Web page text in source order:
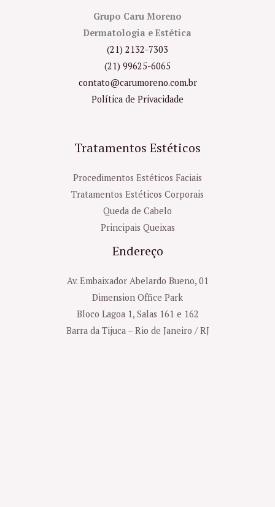
Grupo Caru Moreno
Dermatologia e Estética
(21) 2132-7303
(21) 99625-6065
contato@carumoreno.com.br
Política de Privacidade
Tratamentos Estéticos
Procedimentos Estéticos Faciais
Tratamentos Estéticos Corporais
Queda de Cabelo
Principais Queixas
Endereço
Av. Embaixador Abelardo Bueno, 01
Dimension Office Park
Bloco Lagoa 1, Salas 161 e 162
Barra da Tijuca – Rio de Janeiro / RJ